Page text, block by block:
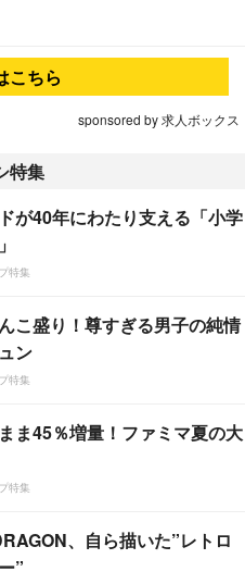
こちら
sponsored by 求人ボックス
特集
が40年にわたり支える「小学
特集
こ盛り！尊すぎる男子の純情
ン
特集
ま45％増量！ファミマ夏の大
特集
、自ら描いた”レトロ
”